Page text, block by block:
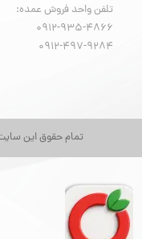
تمام حقوق این
تلفن واحد فروش عمده:
0912-935-4866
​​​​​​​0912-497-9284